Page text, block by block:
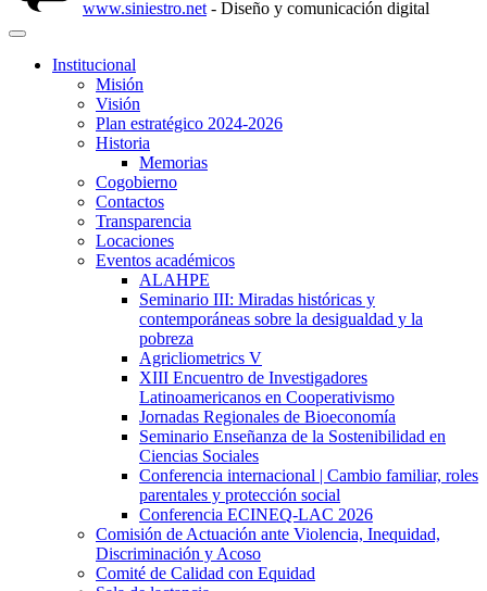
www.siniestro.net - Diseño y comunicación digital
Institucional
Misión
Visión
Plan estratégico 2024-2026
Historia
Memorias
Cogobierno
Contactos
Transparencia
Locaciones
Eventos académicos
ALAHPE
Seminario III: Miradas históricas y
contemporáneas sobre la desigualdad y la
pobreza
Agricliometrics V
XIII Encuentro de Investigadores
Latinoamericanos en Cooperativismo
Jornadas Regionales de Bioeconomía
Seminario Enseñanza de la Sostenibilidad en
Ciencias Sociales
Conferencia internacional | Cambio familiar, roles
parentales y protección social
Conferencia ECINEQ-LAC 2026
Comisión de Actuación ante Violencia, Inequidad,
Discriminación y Acoso
Comité de Calidad con Equidad